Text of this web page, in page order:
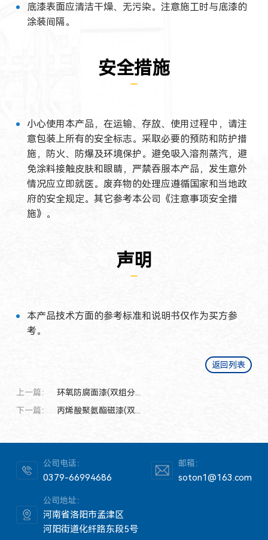
底漆表面应清洁干燥、无污染。注意施工时与底漆的
涂装间隔。
安全措施
小心使用本产品，在运输、存放、使用过程中，请注
意包装上所有的安全标志。采取必要的预防和防护措
施，防火、防爆及环境保护。避免吸入溶剂蒸汽，避
免涂料接触皮肤和眼睛，严禁吞服本产品，发生意外
情况应立即就医。废弃物的处理应遵循国家和当地政
府的安全规定。其它参考本公司《注意事项安全措
施》。
声明
本产品技术方面的参考标准和说明书仅作为买方参
考。
返回列表
上一篇：
环氧防腐面漆(双组分...
下一篇：
丙烯酸聚氨酯磁漆(双...
公司电话：
0379-66994686
邮箱：
soton1@163.com
公司地址：
河南省洛阳市孟津区
河阳街道化纤路东段5号